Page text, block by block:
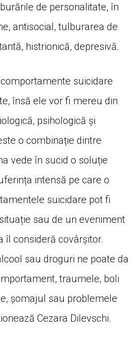
de personalitate, în
antisocial, tulburarea de
histrionică, depresivă.
suicidare
însă ele vor fi mereu din
psihologică și
o combinație dintre
vede în sucid o soluție
intensă pe care o
suicidare pot fi
sau de un eveniment
îl consideră covârșitor.
sau droguri ne poate da
traumele, boli
șomajul sau problemele
Cezara Dilevschi.